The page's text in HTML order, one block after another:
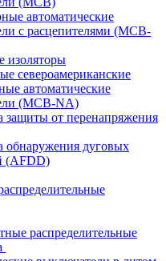
автоматические
с расцепителями (MCB-
изоляторы
североамериканские
автоматические
(MCB-NA)
защиты от перенапряжения
обнаружения дуговых
(AFDD)
распределительные